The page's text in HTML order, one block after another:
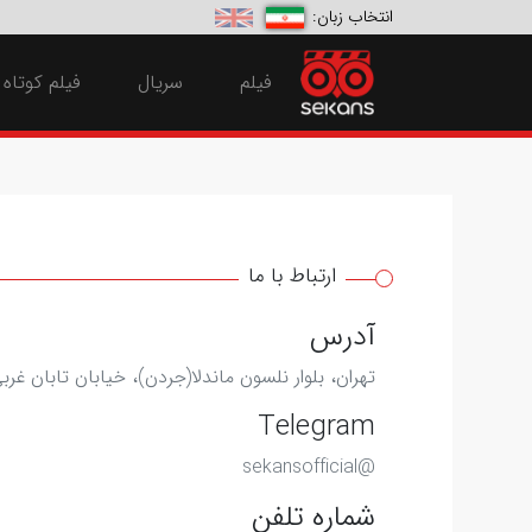
انتخاب زبان:
فیلم سریال فیلم کوتاه
ارتباط با ما
آدرس
تهران، بلوار نلسون ماندلا(جردن)، خیابان تابان غربی، پلاک
Telegram
@sekansofficial
شماره تلفن